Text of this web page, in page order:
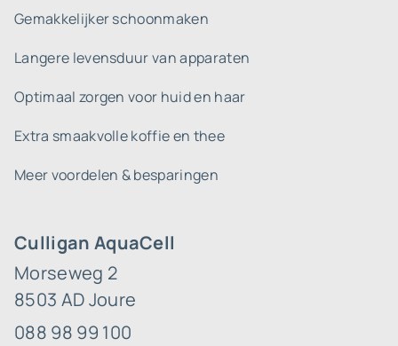
Culligan AquaCell
Morseweg 2
8503 AD Joure
088 98 99 100
Gemakkelijker schoonmaken
Langere levensduur van apparaten
Optimaal zorgen voor huid en haar
Extra smaakvolle koffie en thee
Meer voordelen & besparingen